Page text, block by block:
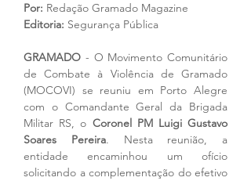
Por: Redação Gramado Magazine
Editoria: Segurança Pública
GRAMADO - O Movimento Comunitário
de Combate à Violência de Gramado
(MOCOVI) se reuniu em Porto Alegre
com o Comandante Geral da Brigada
Militar RS, o Coronel PM Luigi Gustavo
Soares Pereira. Nesta reunião, a
entidade encaminhou um ofício
solicitando a complementação do efetivo